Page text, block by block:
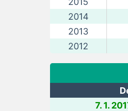
2014
2013
2012
7. 1.